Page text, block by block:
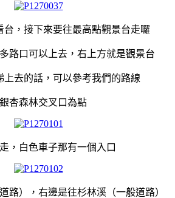
台，接下來要往最高點觀景台走囉
路口可以上去，右上方就是觀景台
上去的話，可以參考我們的路線
杏森林交叉口為點
，白色車子那有一個入口
路），右邊是往杉林溪（一般道路）